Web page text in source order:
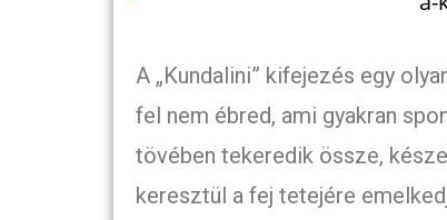
A „Kundalini” kifejezés egy
fel nem ébred, ami gyakran
tövében tekeredik össze,
keresztül a fej tetejére